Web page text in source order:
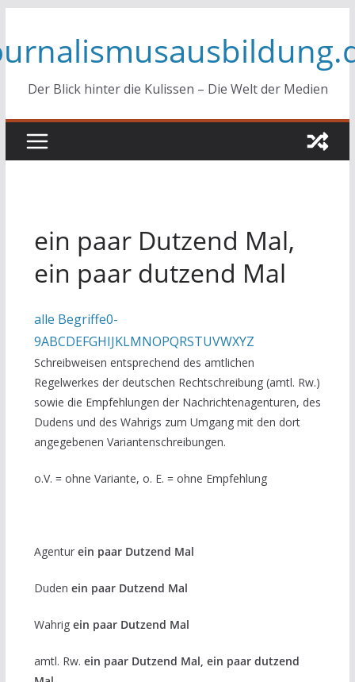
springen
Der Blick hinter die Kulissen – Die Welt der Medien
ein paar Dutzend Mal,
ein paar dutzend Mal
alle Begriffe0-
9ABCDEFGHIJKLMNOPQRSTUVWXYZ
Schreibweisen entsprechend des amtlichen
Regelwerkes der deutschen Rechtschreibung (amtl. Rw.)
sowie die Empfehlungen der Nachrichtenagenturen, des
Dudens und des Wahrigs zum Umgang mit den dort
angegebenen Variantenschreibungen.
o.V. = ohne Variante, o. E. = ohne Empfehlung
Agentur ein paar Dutzend Mal
Duden ein paar Dutzend Mal
Wahrig ein paar Dutzend Mal
amtl. Rw. ein paar Dutzend Mal, ein paar dutzend